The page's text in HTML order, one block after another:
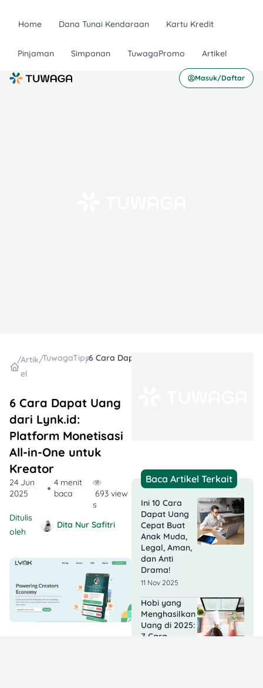
Home Dana Tunai Kendaraan Kartu Kredit
Pinjaman Simpanan TuwagaPromo Artikel
Masuk/Daftar
/Artik
el
/TuwagaTips
/
6 Cara Dapat Uang
dari Lynk.id:
Platform Monetisasi
All-in-One untuk
Kreator
24 Jun
2025
4 menit
baca
693 view
s
Ditulis
oleh
Dita Nur Safitri
Baca Artikel Terkait
Ini 10 Cara
Dapat Uang
Cepat Buat
Anak Muda,
Legal, Aman,
dan Anti
Drama!
11 Nov 2025
Hobi yang
Menghasilkan
Uang di 2025:
7 Cara